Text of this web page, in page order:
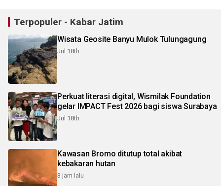
Terpopuler - Kabar Jatim
Wisata Geosite Banyu Mulok Tulungagung
Jul 18th
Perkuat literasi digital, Wismilak Foundation
gelar IMPACT Fest 2026 bagi siswa Surabaya
Jul 18th
Kawasan Bromo ditutup total akibat
kebakaran hutan
3 jam lalu